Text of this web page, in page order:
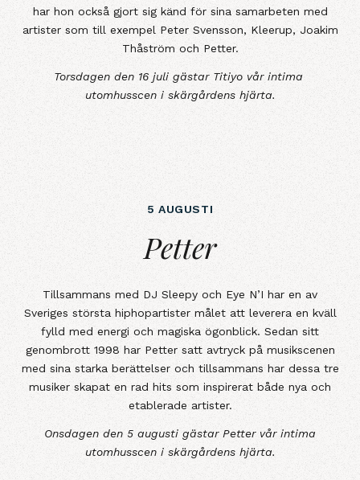
har hon också gjort sig känd för sina samarbeten med
artister som till exempel Peter Svensson, Kleerup, Joakim
Thåström och Petter.
Torsdagen den 16 juli gästar Titiyo vår intima
utomhusscen i skärgårdens hjärta.
5 AUGUSTI
Petter
Tillsammans med DJ Sleepy och Eye N’I har en av
Sveriges största hiphopartister målet att leverera en kväll
fylld med energi och magiska ögonblick. Sedan sitt
genombrott 1998 har Petter satt avtryck på musikscenen
med sina starka berättelser och tillsammans har dessa tre
musiker skapat en rad hits som inspirerat både nya och
etablerade artister.
Onsdagen den 5 augusti gästar Petter vår intima
utomhusscen i skärgårdens hjärta.